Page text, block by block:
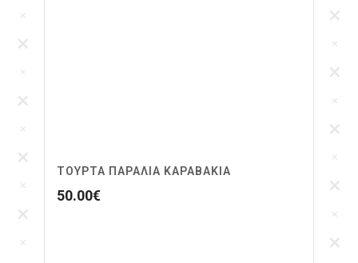
ΤΟΥΡΤΑ ΠΑΡΑΛΙΑ ΚΑΡΑΒΑΚΙΑ
50.00€